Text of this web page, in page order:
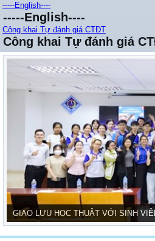
-----English----
-----English----
Công khai Tự đánh giá CTĐT
Công khai Tự đánh giá
GIAO LƯU HỌC THUẬT VỚI SINH